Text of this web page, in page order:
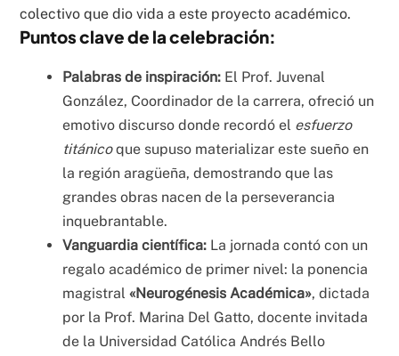
colectivo que dio vida a este proyecto académico.
Puntos clave de la celebración:
Palabras de inspiración: El Prof. Juvenal
González, Coordinador de la carrera, ofreció un
emotivo discurso donde recordó el esfuerzo
titánicoque supuso materializar este sueño en
la región aragüeña, demostrando que las
grandes obras nacen de la perseverancia
inquebrantable.
Vanguardia científica: La jornada contó con un
regalo académico de primer nivel: la ponencia
magistral «Neurogénesis Académica», dictada
por la Prof. Marina Del Gatto, docente invitada
de la Universidad Católica Andrés Bello